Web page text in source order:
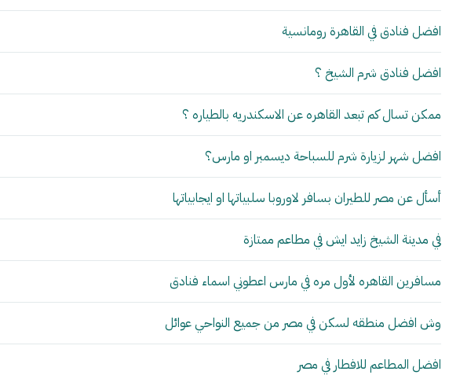
افضل فنادق في القاهرة رومانسية
افضل فنادق شرم الشيخ ؟
ممكن تسال كم تبعد القاهره عن الاسكندريه بالطياره ؟
افضل شهر لزيارة شرم للسباحة ديسمبر او مارس؟
أسأل عن مصر للطيران بسافر لاوروبا سلبياتها او ايجابياتها
في مدينة الشيخ زايد ايش في مطاعم ممتازة
مسافرين القاهره لأول مره في مارس اعطوني اسماء فنادق
وش افضل منطقه لسكن في مصر من جميع النواحي عوائل
افضل المطاعم للافطار في مصر